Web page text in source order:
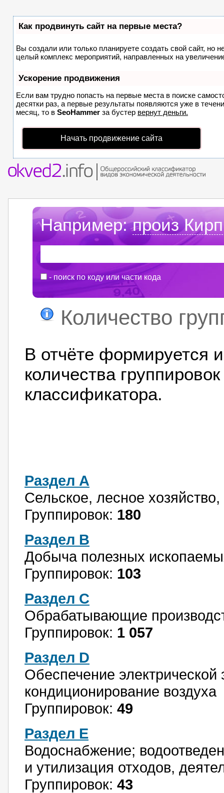
Как продвинуть сайт на первые места?
Вы создали или только планируете создать свой сайт, но
целый комплекс мероприятий, направленных на
Ускорение продвижения
Если вам трудно попасть на первые места в поиске
десятки раз, а первые результаты появляются уже в
месяц, то в SeoHammer за бустер вернут деньги.
Начать продвижение сайта
Например:произ Кирп
- поиск по коду или части кода
Количество
В отчёте формируется
количества
классификатора.
Раздел A
Сельское, лесное
Группировок: 180
Раздел B
Добыча полезных
Группировок: 103
Раздел C
Обрабатывающие
Группировок: 1 057
Раздел D
Обеспечение
кондиционирование воздуха
Группировок: 49
Раздел E
Водоснабжение;
и утилизация отходов,
Группировок: 43